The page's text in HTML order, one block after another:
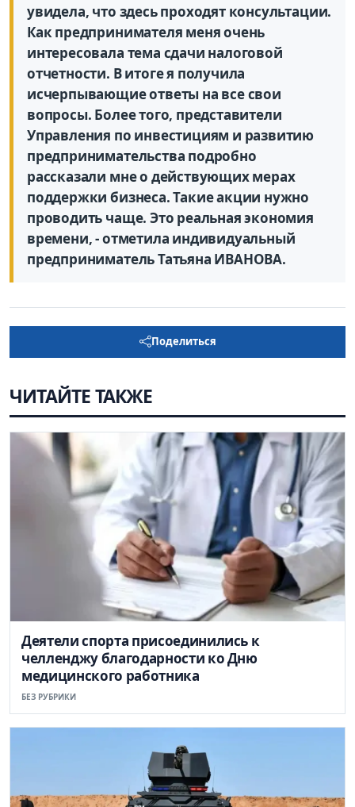
увидела, что здесь проходят консультации.
Как предпринимателя меня очень
интересовала тема сдачи налоговой
отчетности. В итоге я получила
исчерпывающие ответы на все свои
вопросы. Более того, представители
Управления по инвестициям и развитию
предпринимательства подробно
рассказали мне о действующих мерах
поддержки бизнеса. Такие акции нужно
проводить чаще. Это реальная экономия
времени, - отметила индивидуальный
предприниматель Татьяна ИВАНОВА.
Поделиться
ЧИТАЙТЕ ТАКЖЕ
Деятели спорта присоединились к
челленджу благодарности ко Дню
медицинского работника
БЕЗ РУБРИКИ